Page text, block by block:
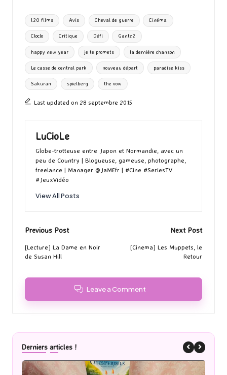
o
o
k
d
o
n
ky bl
r
ta
g
er
Tags:
120 films Avis Cheval de guerre Cinéma
Cloclo Critique Défi Gantz2
happy new year je te promets la dernière chanson
Le casse de central park nouveau départ paradise kiss
Sakuran spielberg the vow
Last updated on 28 septembre 2015
LuCioLe
Globe-trotteuse entre Japon et Normandie, avec un
peu de Country | Blogueuse, gameuse, photographe,
freelance | Manager @JaMEfr | #Cine #SeriesTV
#JeuxVidéo
View All Posts
Post
navigation
Previous Post
[Lecture] La Dame en Noir
de Susan Hill
Next Post
[Cinema] Les Muppets, le
Retour
Leave a Comment
Derniers articles !